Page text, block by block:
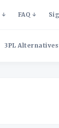
FAQ
3PL Alternatives